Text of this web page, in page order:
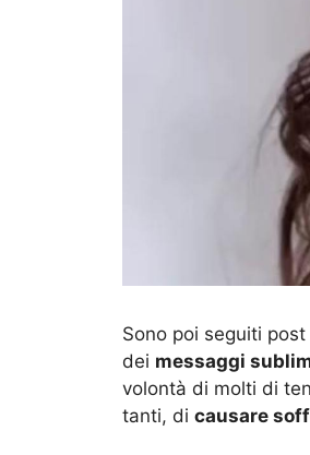
Sono poi seguiti
dei messaggi
volontà di molti di
tanti, di causare